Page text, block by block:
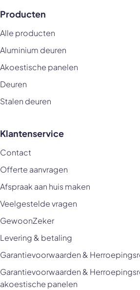
Producten
Alle producten
Aluminium deuren
Akoestische panelen
Deuren
Stalen deuren
Klantenservice
Contact
Offerte aanvragen
Afspraak aan huis maken
Veelgestelde vragen
GewoonZeker
Levering & betaling
Garantievoorwaarden &
Garantievoorwaarden &
akoestische panelen